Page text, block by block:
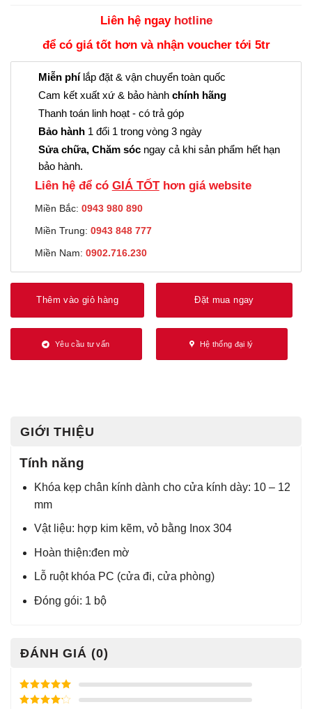
Liên hệ ngay hotline
để có giá tốt hơn và nhận voucher tới 5tr
Miễn phílắp đặt & vận chuyển toàn quốc
Cam kết xuất xứ & bảo hành chính hãng
Thanh toán linh hoạt - có trả góp
Bảo hành 1 đổi 1 trong vòng 3 ngày
Sửa chữa, Chăm sóc ngay cả khi sản phẩm hết hạn
bảo hành.
Liên hệ để có GIÁ TỐThơn giá website
Miền Bắc: 0943 980 890
Miền Trung: 0943 848 777
Miền Nam: 0902.716.230
Thêm vào giỏ hàng Đặt mua ngay
Yêu cầu tư vấn Hệ thống đại lý
GIỚI THIỆU
Tính năng
Khóa kẹp chân kính dành cho cửa kính dày: 10 – 12
mm
Vật liệu: hợp kim kẽm, vỏ bằng Inox 304
Hoàn thiện:đen mờ
Lỗ ruột khóa PC (cửa đi, cửa phòng)
Đóng gói: 1 bộ
ĐÁNH GIÁ (0)
Được xếp